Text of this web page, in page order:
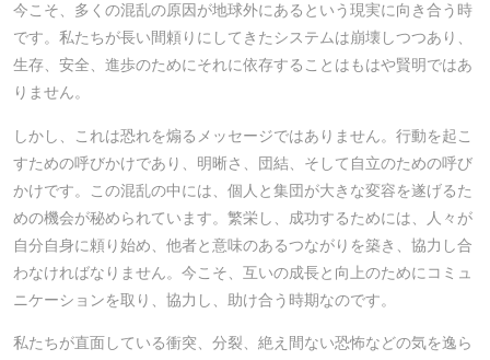
今こそ、多くの混乱の原因が地球外にあるという現実に向き合う時
です。私たちが長い間頼りにしてきたシステムは崩壊しつつあり、
生存、安全、進歩のためにそれに依存することはもはや賢明ではあ
りません。
しかし、これは恐れを煽るメッセージではありません。行動を起こ
すための呼びかけであり、明晰さ、団結、そして自立のための呼び
かけです。この混乱の中には、個人と集団が大きな変容を遂げるた
めの機会が秘められています。繁栄し、成功するためには、人々が
自分自身に頼り始め、他者と意味のあるつながりを築き、協力し合
わなければなりません。今こそ、互いの成長と向上のためにコミュ
ニケーションを取り、協力し、助け合う時期なのです。
私たちが直面している衝突、分裂、絶え間ない恐怖などの気を逸ら